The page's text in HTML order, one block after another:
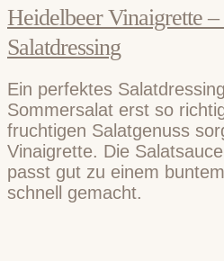
Heidelbeer Vinaigrette
Salatdressing
Ein perfektes
Sommersalat erst so
fruchtigen Salatgenuss
Vinaigrette. Die
passt gut zu einem
schnell gemacht.